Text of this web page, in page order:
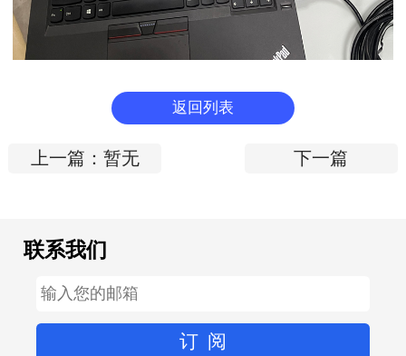
返回列表
上一篇：暂无 下一篇
联系我们